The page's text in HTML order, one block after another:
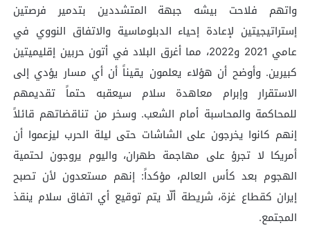
واتهم فلاحت بيشه جبهة المتشددين بتدمير فرصتين
إستراتيجيتين لإعادة إحياء الدبلوماسية والاتفاق النووي في
عامي 2021 و2022، مما أغرق البلاد في أتون حربين إقليميتين
كبيرين. وأوضح أن هؤلاء يعلمون يقيناً أن أي مسار يؤدي إلى
الاستقرار وإبرام معاهدة سلام سيعقبه حتماً تقديمهم
للمحاكمة والمحاسبة أمام الشعب. وسخر من تناقضاتهم قائلاً
إنهم كانوا يخرجون على الشاشات حتى ليلة الحرب ليزعموا أن
أمريكا لا تجرؤ على مهاجمة طهران، واليوم يروجون لحتمية
الهجوم بعد كأس العالم، مؤكداً: إنهم مستعدون لأن تصبح
إيران كقطاع غزة، شريطة ألّا يتم توقيع أي اتفاق سلام ينقذ
المجتمع.